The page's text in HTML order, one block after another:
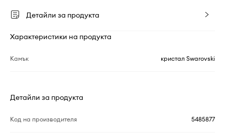
Детайли за продукта
Характеристики на продукта
Камък кристал Swarovski
Детайли за продукта
Код на производителя 5485877